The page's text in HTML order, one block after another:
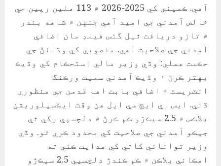
آهي. ڪمپني کي 2025-2026 ۾ 113 ملين رپين جي
خالص آمدني جي اميد آهي جنهن ۾ شاهه بندر
۾ تازو دريافت ٿيل گئس فيلڊ مان اضافي
آمدني جي صلاحيت آهي. منصوبي کي وڌائڻ جي
حڪمت عملي: وڏي وزير مالي استحڪام کي وڌيڪ
بهتر ڪرڻ ۽ وڌيڪ آمدني سميت ورڪنگ
انٽريسٽ ۾ اضافي بابت اهم قدمن جي منظوري
ڏني. ايس اي ايڇ سي ايل هن وقت ايڪسپلوريشن
بلاڪس ۾ 2.5 سيڪڙو ڪم ڪرڻ ۾ دلچسپي رکي ٿي
جيڪو آمدني جي صلاحيت کي محدود ڪري ٿو. وڏي
وزير توانائي کاتي کي هدايت ڪئي ته
امڪاني بلاڪن ۾ ڪم ڪندڙ دلچسپي 2.5 سيڪڙو